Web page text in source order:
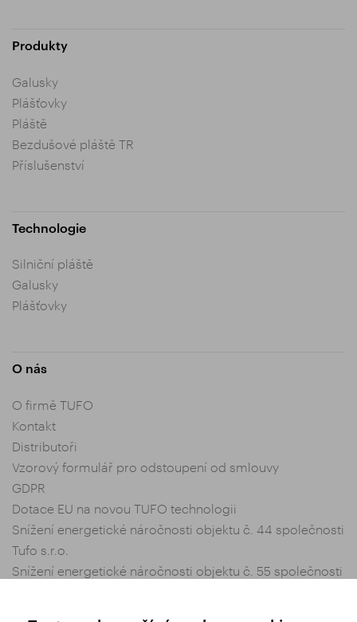
Produkty
Galusky
Plášťovky
Pláště
Bezdušové pláště TR
Příslušenství
Technologie
Silniční pláště
Galusky
Plášťovky
O nás
O firmě TUFO
Kontakt
Distributoři
Vzorový formulář pro odstoupení od smlouvy
GDPR
Dotace EU na novou TUFO technologii
Snížení energetické náročnosti objektu č. 44 společnosti
Tufo s.r.o.
Snížení energetické náročnosti objektu č. 55 společnosti